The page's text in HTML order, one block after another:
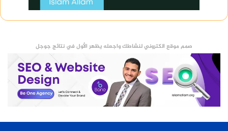
صمم موقع الكتروني لنشاطك واجعله يظهر الأول في نتائج جوجل